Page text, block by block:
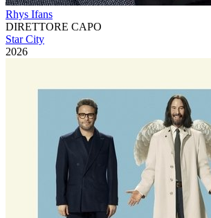
Rhys Ifans
DIRETTORE CAPO
Star City
2026